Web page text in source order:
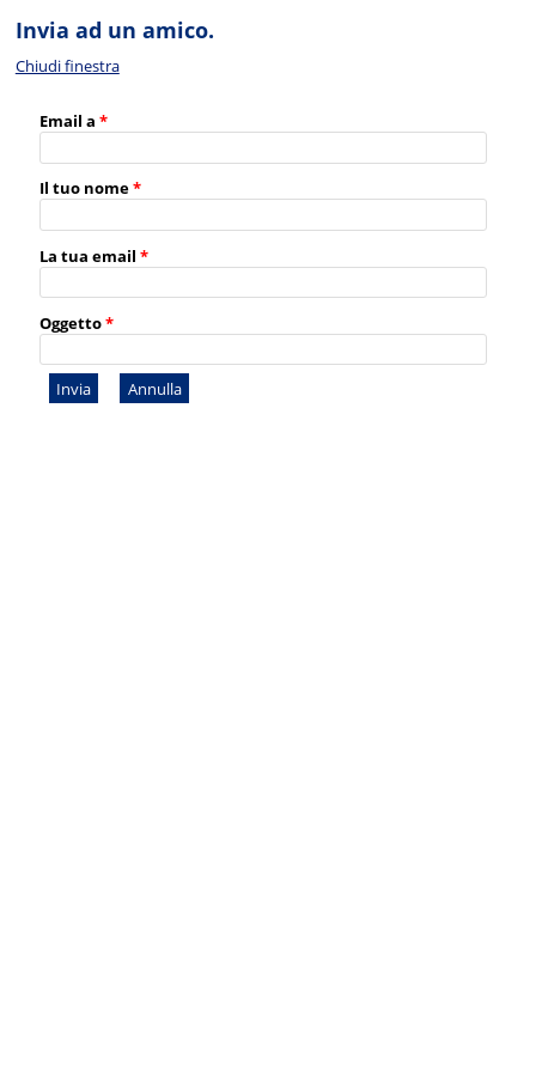
Invia ad un amico.
Chiudi finestra
Email a *
Il tuo nome*
La tua email *
Oggetto*
Invia Annulla